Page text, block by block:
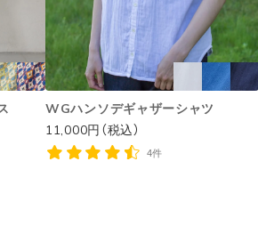
WGハンソデギャザーシャツ
11,000円（税込）
4件